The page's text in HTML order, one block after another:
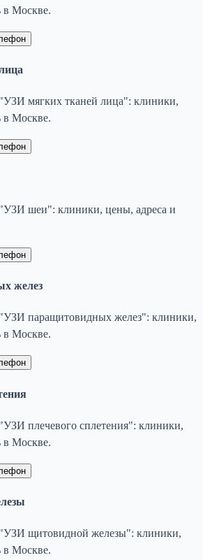
в Москве.
мягких тканей лица": клиники,
в Москве.
шеи": клиники, цены, адреса и
желез
паращитовидных желез": клиники,
в Москве.
плечевого сплетения": клиники,
в Москве.
щитовидной железы": клиники,
в Москве.